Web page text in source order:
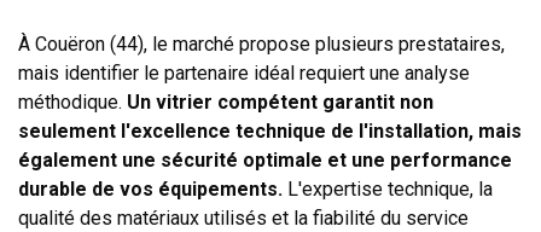
À Couëron (44), le marché propose plusieurs prestataires,
mais identifier le partenaire idéal requiert une analyse
méthodique. Un vitrier compétent garantit non
seulement l'excellence technique de l'installation, mais
également une sécurité optimale et une performance
durable de vos équipements. L'expertise technique, la
qualité des matériaux utilisés et la fiabilité du service